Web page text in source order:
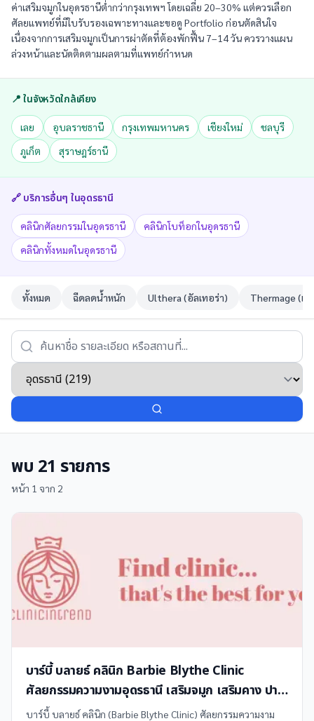
ค่าเสริมจมูกในอุดรธานีต่ำกว่ากรุงเทพฯ โดยเฉลี่ย 20–30% แต่ควรเลือก
ศัลยแพทย์ที่มีใบรับรองเฉพาะทางและขอดู Portfolio ก่อนตัดสินใจ
เนื่องจากการเสริมจมูกเป็นการผ่าตัดที่ต้องพักฟื้น 7–14 วัน ควรวางแผน
ล่วงหน้าและนัดติดตามผลตามที่แพทย์กำหนด
📍 ในจังหวัดใกล้เคียง
เลย อุบลราชธานี กรุงเทพมหานคร เชียงใหม่
ชลบุรี
ภูเก็ต
สุราษฎร์ธานี
🔗 บริการอื่นๆ ในอุดรธานี
คลินิกศัลยกรรมในอุดรธานี
คลินิกโบท็อกในอุดรธานี
คลินิกทั้งหมดในอุดรธานี
ทั้งหมด ฉีดลดน้ำหนัก Ulthera (อัลเทอร่า) Thermage (เท
พบ 21 รายการ
หน้า 1 จาก 2
บาร์บี้ บลายธ์ คลินิก Barbie Blythe Clinic
ศัลยกรรมความงามอุดรธานี เสริมจมูก เสริมคาง ปาก
กระจับ เสริมหน้าผาก ลักยิ้ม
บาร์บี้ บลายธ์ คลินิก (Barbie Blythe Clinic) ศัลยกรรมความงาม